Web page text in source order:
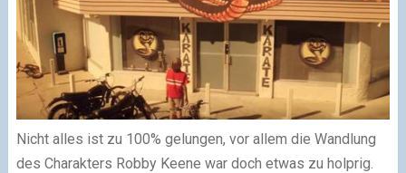
Nicht alles ist zu 100% gelungen, vor allem die Wandlung
des Charakters Robby Keene war doch etwas zu holprig.